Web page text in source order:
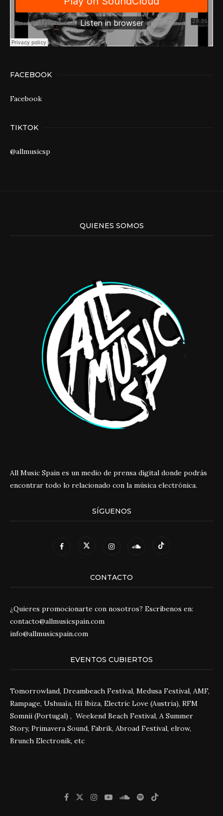
FACEBOOK
Facebook
TIKTOK
@allmusicsp
QUIENES SOMOS
All Music Spain es un medio de prensa digital donde podrás
encontrar todo lo relacionado con la música electrónica.
SÍGUENOS
CONTACTO
¿Quieres promocionarte con nosotros? Escríbenos en:
contacto@allmusicspain.com
info@allmusicspain.com
EVENTOS CUBIERTOS
Tomorrowland, Dreambeach Festival, Medusa Festival, AMF,
Rampage, Ushuaïa, Hï Ibiza, Electric Love (Austria), RFM
Somnii (Portugal) , Weekend Beach Festival, A Summer
Story, Primavera Sound, Fabrik, Abroad Festival, elrow,
Brunch Electronik, etc